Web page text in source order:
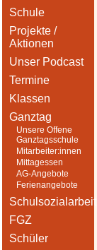
Schule
Projekte /
Aktionen
Unser Podcast
Termine
Klassen
Ganztag
Unsere Offene
Ganztagsschule
Mitarbeiter:innen
Mittagessen
AG-Angebote
Ferienangebote
Schulsozialarbeit
FGZ
Schüler